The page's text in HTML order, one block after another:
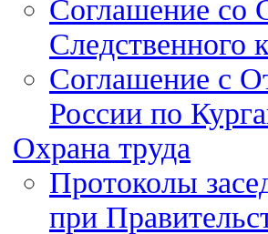
Соглашение со
Следственного
Соглашение с
России по
Охрана труда
Протоколы
при